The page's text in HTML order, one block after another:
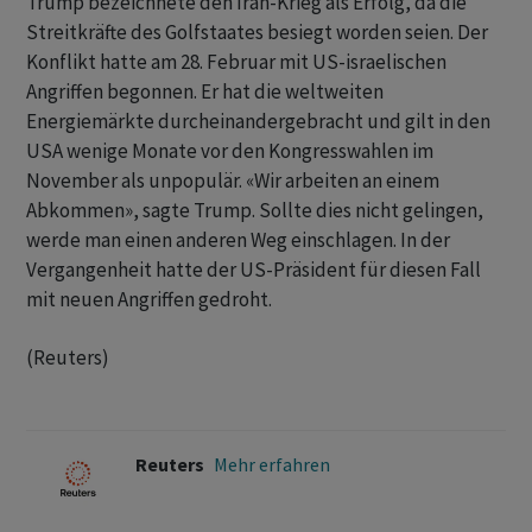
Streitkräfte des Golfstaates besiegt worden seien. Der
Konflikt hatte am ​28. ​Februar mit US-israelischen
⁠Angriffen begonnen. Er hat die weltweiten
Energiemärkte ​durcheinandergebracht und gilt in ⁠den
USA wenige Monate vor den Kongresswahlen im
‌November als unpopulär. «Wir arbeiten an einem
Abkommen», sagte Trump. Sollte dies nicht gelingen,
werde man einen anderen ‌Weg einschlagen. In der
Vergangenheit hatte der ​US-Präsident für diesen Fall
mit neuen Angriffen gedroht.
(Reuters)
Reuters Mehr erfahren